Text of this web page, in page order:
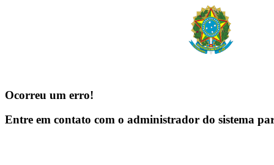
Ocorreu um erro!
Entre em contato com o administrador do sistema